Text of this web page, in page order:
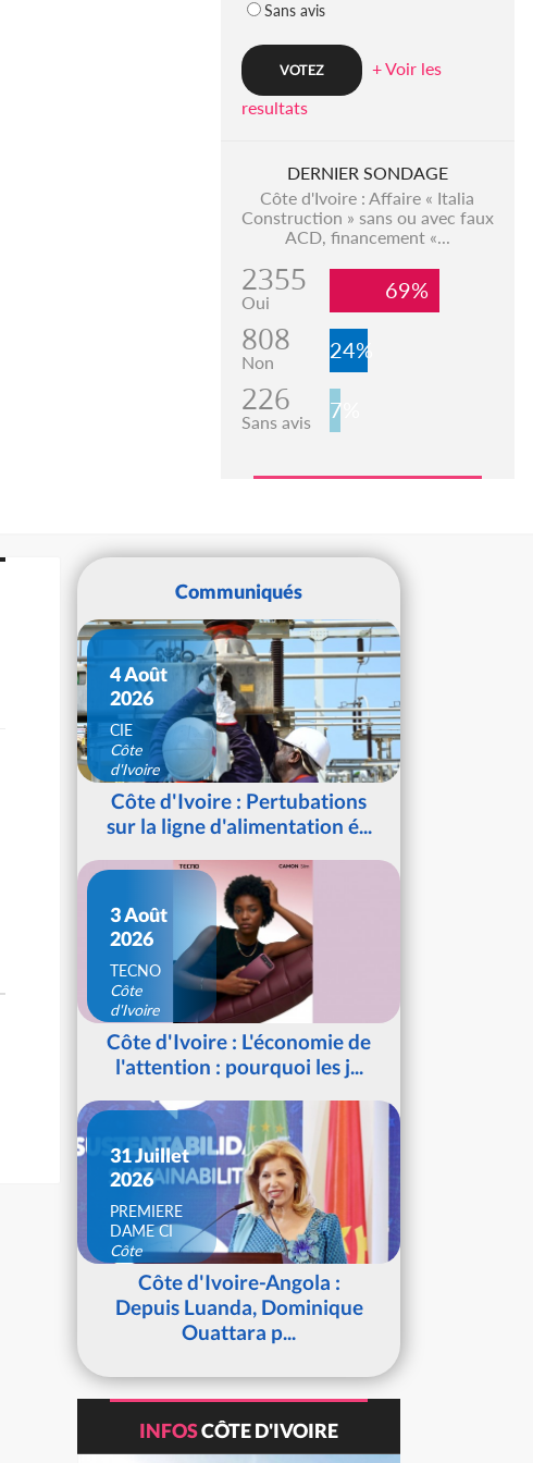
Sans avis
+ Voir les
resultats
DERNIER SONDAGE
Côte d'Ivoire : Affaire « Italia
Construction » sans ou avec faux
ACD, financement «...
2355
Oui 69%
808
Non 24%
226
Sans avis 7%
Communiqués
4 Août
2026
CIE
Côte
d'Ivoire
Côte d'Ivoire : Pertubations
sur la ligne d'alimentation é...
3 Août
2026
TECNO
Côte
d'Ivoire
Côte d'Ivoire : L'économie de
l'attention : pourquoi les j...
31 Juillet
2026
PREMIERE
DAME CI
Côte
d'IvoireCôte d'Ivoire-Angola :
Depuis Luanda, Dominique
Ouattara p...
INFOSCÔTE D'IVOIRE